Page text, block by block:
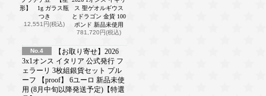
形】 1g ガラス瓶
つき
12,551円(税込)
ス 聖ゲオルギウス
とドラゴン 金貨 100
ポンド 新品未使用
781,720円(税込)
No.4
【お取り寄せ】2026
3x1オンス イタリア 公式発行 フ
ェラーリ 3枚組銀貨セット プル
ーフ 【proof】 6ユーロ 新品未使
用 (8月中旬以降発送予定)【特選